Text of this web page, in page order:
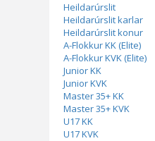
Heildarúrslit
Heildarúrslit karlar
Heildarúrslit konur
A-Flokkur KK (Elite)
A-Flokkur KVK (Elite)
Junior KK
Junior KVK
Master 35+ KK
Master 35+ KVK
U17 KK
U17 KVK